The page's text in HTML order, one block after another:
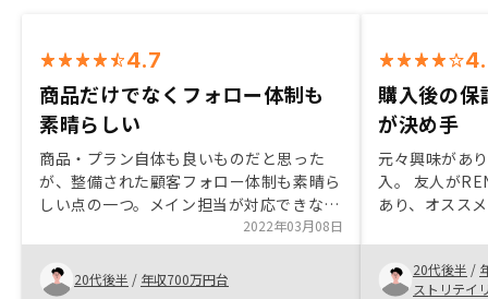
4.7
商品だけでなくフォロー体制も
素晴らしい
商品・プラン自体も良いものだと思った
が、整備された顧客フォロー体制も素晴ら
しい点の一つ。メイン担当が対応できない
場面でも、別の人間から迅速にサポートが
入るので、緊急の連絡が必要な場合でも非
常に心強い。
2022年03月08日
20代後半 / 年収700万円台
購入後の保
が決め手
元々興味があ
入。 友人が
あり、オスス
また。色々と
で決めました。
20代後半 /
ストリテイ